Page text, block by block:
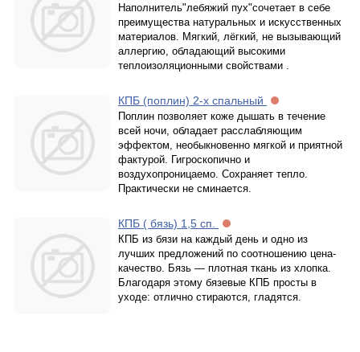
Наполнитель"лебяжий пух"сочетает в себе
преимущества натуральных и искусственных
материалов. Мягкий, лёгкий, не вызывающий
аллергию, обладающий высокими
теплоизоляционными свойствами .
КПБ (поплин) 2-х спальный
Поплин позволяет коже дышать в течение
всей ночи, обладает расслабляющим
эффектом, необыкновенно мягкой и приятной
фактурой. Гигроскопично и
воздухопроницаемо. Сохраняет тепло.
Практически не сминается.
КПБ ( бязь) 1,5 сп.
КПБ из бязи на каждый день и одно из
лучших предложений по соотношению цена-
качество. Бязь — плотная ткань из хлопка.
Благодаря этому бязевые КПБ просты в
уходе: отлично стираются, гладятся.